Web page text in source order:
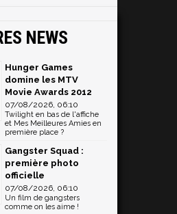
NEWS
Hunger Games
domine les MTV
Movie Awards 2012
07/08/2026, 06:10
Twilight en bas de l'affiche
et Mes Meilleures Amies en
première place ?
Gangster Squad :
première photo
officielle
07/08/2026, 06:10
Un film de gangsters
comme on les aime !